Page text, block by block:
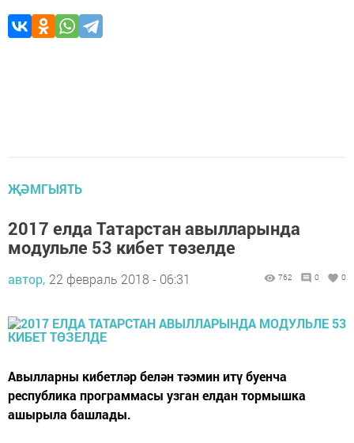
ҖӘМГЫЯТЬ
2017 елда Татарстан авылларында
модульле 53 кибет төзелде
автор, 22 февраль 2018 - 06:31 762 0 0
Авылларны кибетләр белән тәэмин итү буенча
республика программасы узган елдан тормышка
ашырыла башлады.